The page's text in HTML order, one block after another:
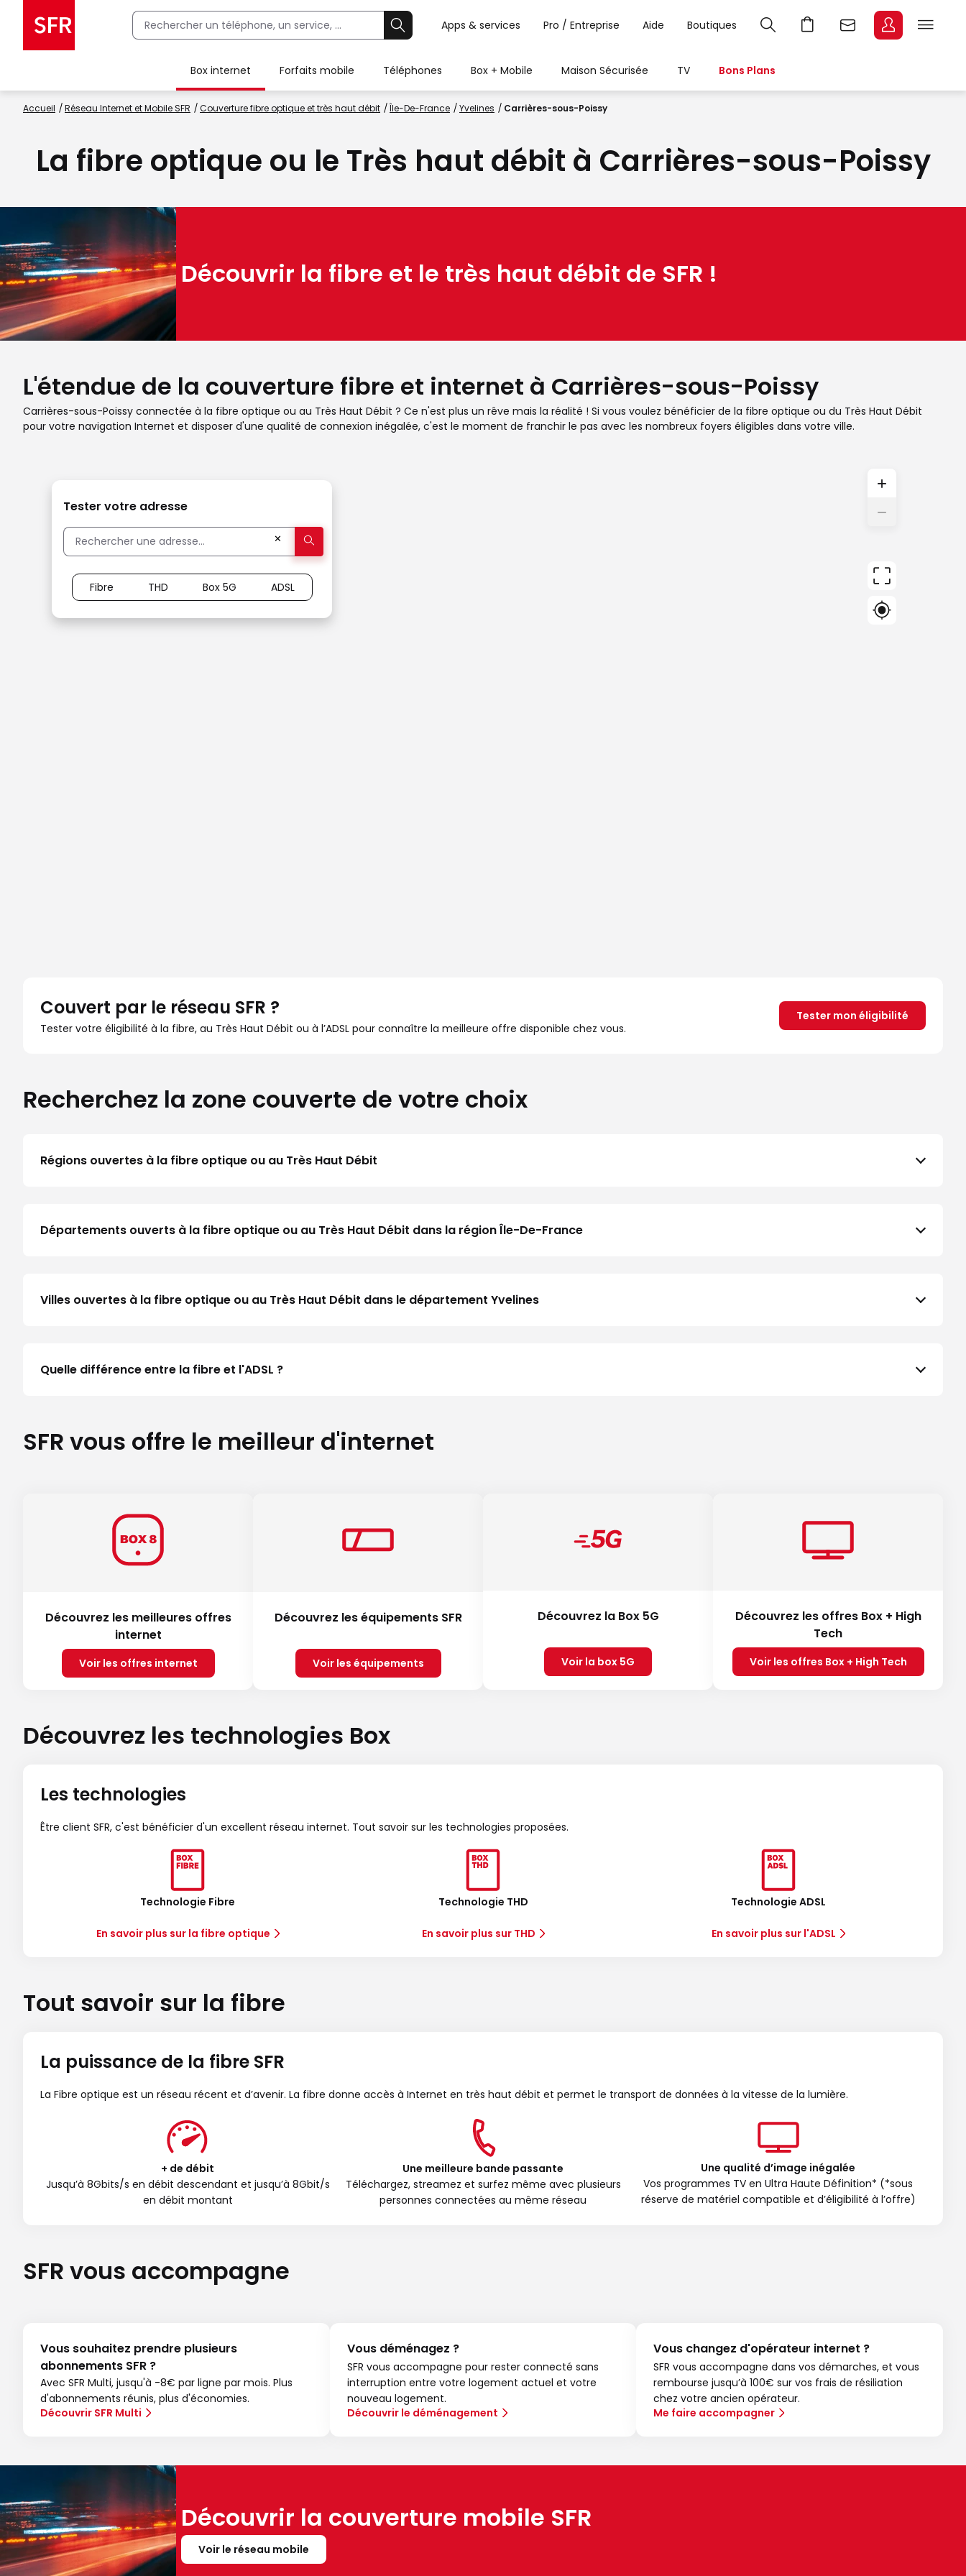
Apps & services Pro / Entreprise Aide Boutiques
Box internet Forfaits mobile Téléphones Box + Mobile Maison Sécurisée TV Bons Plans
Accueil Réseau Internet et Mobile SFR Couverture fibre optique et très haut débit Île-De-France Yvelines Carrières-sous-Poissy
La fibre optique ou le Très haut débit à Carrières-sous-Poissy
Découvrir la fibre et le très haut débit de SFR !
L'étendue de la couverture fibre et internet à Carrières-sous-Poissy
Carrières-sous-Poissy connectée à la fibre optique ou au Très Haut Débit ? Ce n'est plus un rêve mais la réalité ! Si vous voulez bénéficier de la fibre optique ou du Très Haut Débit
pour votre navigation Internet et disposer d'une qualité de connexion inégalée, c'est le moment de franchir le pas avec les nombreux foyers éligibles dans votre ville.
+
−
Tester votre adresse
✕
Fibre THD Box 5G ADSL
Couvert par le réseau SFR ?
Tester votre éligibilité à la fibre, au Très Haut Débit ou à l’ADSL pour connaître la meilleure offre disponible chez vous.
Tester mon éligibilité
Recherchez la zone couverte de votre choix
Régions ouvertes à la fibre optique ou au Très Haut Débit
Départements ouverts à la fibre optique ou au Très Haut Débit dans la région Île-De-France
Villes ouvertes à la fibre optique ou au Très Haut Débit dans le département Yvelines
Quelle différence entre la fibre et l'ADSL ?
SFR vous offre le meilleur d'internet
Découvrez les meilleures offres
internet
Voir les offres internet
Découvrez les équipements SFR
Voir les équipements
Découvrez la Box 5G
Voir la box 5G
Découvrez les offres Box + High
Tech
Voir les offres Box + High Tech
Découvrez les technologies Box
Les technologies
Être client SFR, c'est bénéficier d'un excellent réseau internet. Tout savoir sur les technologies proposées.
Technologie Fibre
En savoir plus sur la fibre optique
Technologie THD
En savoir plus sur THD
Technologie ADSL
En savoir plus sur l'ADSL
Tout savoir sur la fibre
La puissance de la fibre SFR
La Fibre optique est un réseau récent et d’avenir. La fibre donne accès à Internet en très haut débit et permet le transport de données à la vitesse de la lumière.
+ de débit
Jusqu’à 8Gbits/s en débit descendant et jusqu’à 8Gbit/s
en débit montant
Une meilleure bande passante
Téléchargez, streamez et surfez même avec plusieurs
personnes connectées au même réseau
Une qualité d’image inégalée
Vos programmes TV en Ultra Haute Définition* (*sous
réserve de matériel compatible et d’éligibilité à l’offre)
SFR vous accompagne
Vous souhaitez prendre plusieurs
abonnements SFR ?
Avec SFR Multi, jusqu'à -8€ par ligne par mois. Plus
d'abonnements réunis, plus d'économies.
Découvrir SFR Multi
Vous déménagez ?
SFR vous accompagne pour rester connecté sans
interruption entre votre logement actuel et votre
nouveau logement.
Découvrir le déménagement
Vous changez d'opérateur internet ?
SFR vous accompagne dans vos démarches, et vous
rembourse jusqu’à 100€ sur vos frais de résiliation
chez votre ancien opérateur.
Me faire accompagner
Découvrir la couverture mobile SFR
Voir le réseau mobile